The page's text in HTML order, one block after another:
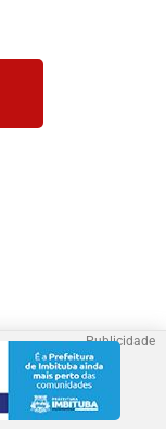
Publicidade